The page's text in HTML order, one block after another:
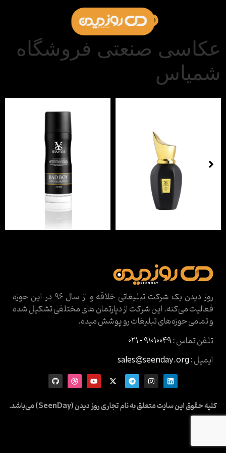
عکاسی صنعتی فروشگاه
شمیاس
روز دیدن یک شرکت تبلیغاتی خلاقه و از سال ۹۶ در این حوزه
فعالیت می‌کنه. این شرکت از دپارتمان های مختلفی تشکیل شده
و تمامی حوزه‌های تبلیغات رو پوشش میده.
تلفن تماس :۹۱۰۱۰۰۴۹ – ۰۲۱
ایمیل :sales@seenday.org
کلیه حقوق این سایت متعلق به نام تجاری روز دیدن (SeenDay) می‌باشد.